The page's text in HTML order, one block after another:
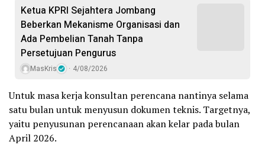
Ketua KPRI Sejahtera Jombang
Beberkan Mekanisme Organisasi dan
Ada Pembelian Tanah Tanpa
Persetujuan Pengurus
MasKris 4/08/2026
Untuk masa kerja konsultan perencana nantinya selama
satu bulan untuk menyusun dokumen teknis. Targetnya,
yaitu penyusunan perencanaan akan kelar pada bulan
April 2026.